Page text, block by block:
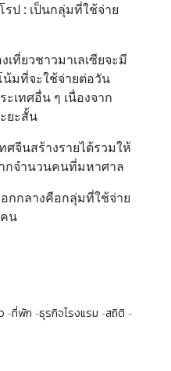
รป : เป็นกลุ่มที่ใช้จ่าย
ที่ยวชาวมาเลเซียจะมี
มที่จะใช้จ่ายต่อวัน
เทศอื่น ๆ เนื่องจาก
ยะสั้น
ศจีนสร้างรายได้รวมให้
กจำนวนคนที่มหาศาล
กกลางคือกลุ่มที่ใช้จ่าย
น
ที่พัก ธุรกิจโรงแรม สถิติ